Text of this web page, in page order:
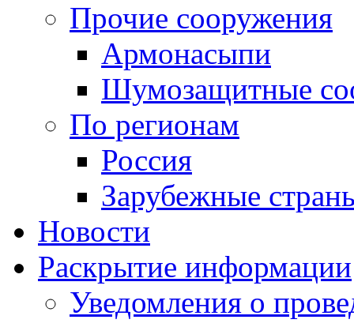
Прочие сооружения
Армонасыпи
Шумозащитные
По регионам
Россия
Зарубежные
Новости
Раскрытие информации
Уведомления о